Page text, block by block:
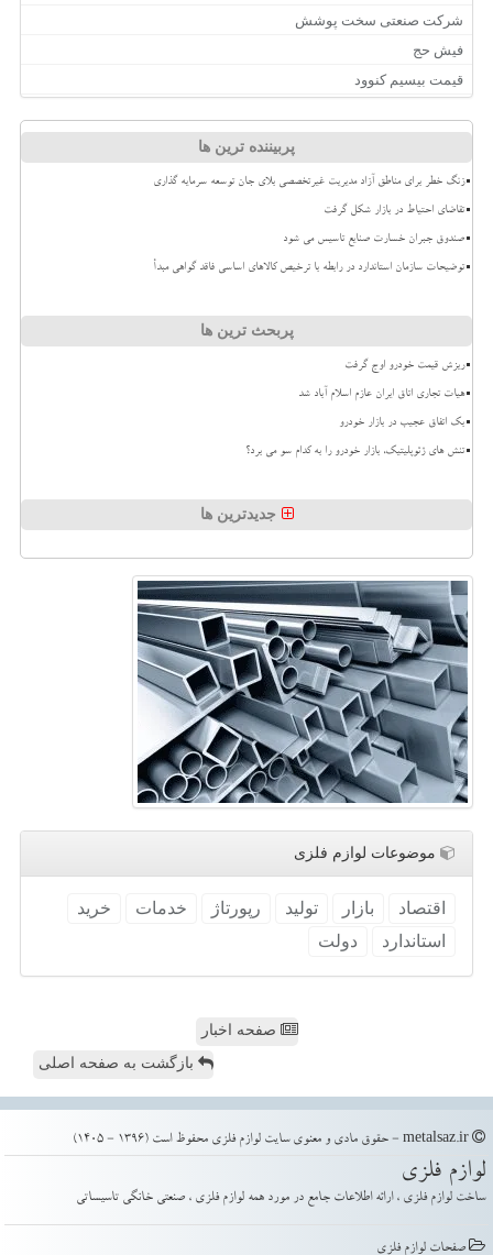
شرکت صنعتی سخت پوشش
فیش حج
قیمت بیسیم کنوود
پربیننده ترین ها
زنگ خطر برای مناطق آزاد مدیریت غیرتخصصی بلای جان توسعه سرمایه گذاری
تقاضای احتیاط در بازار شکل گرفت
صندوق جبران خسارت صنایع تاسیس می شود
توضیحات سازمان استاندارد در رابطه با ترخیص کالاهای اساسی فاقد گواهی مبدأ
پربحث ترین ها
ریزش قیمت خودرو اوج گرفت
هیات تجاری اتاق ایران عازم اسلام آباد شد
بک اتفاق عجیب در بازار خودرو
تنش های ژئوپلیتیک، بازار خودرو را به کدام سو می برد؟
جدیدترین ها
موضوعات لوازم فلزی
اقتصاد بازار تولید رپورتاژ خدمات
خرید
استاندارد
دولت
صفحه اخبار
بازگشت به صفحه اصلی
لوازم فلزی
ساخت لوازم فلزی ، ارائه اطلاعات جامع در مورد همه لوازم فلزی ، صنعتی خانگی تاسیساتی
صفحات لوازم فلزی